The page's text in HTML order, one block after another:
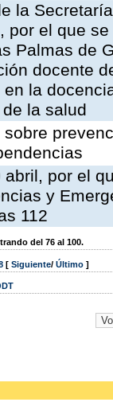
la
por el que
Palmas de
docente
la
la salud
por el
y
112
del 76 al 100.
[ Siguiente/ Último ]